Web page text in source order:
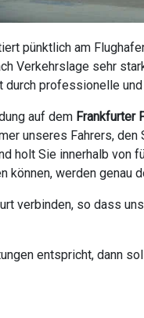
pünktlich am
Verkehrslage sehr
professionelle
auf dem Frankfurter
unseres Fahrers, den
holt Sie innerhalb von
können, werden genau
verbinden, so dass
entspricht, dann